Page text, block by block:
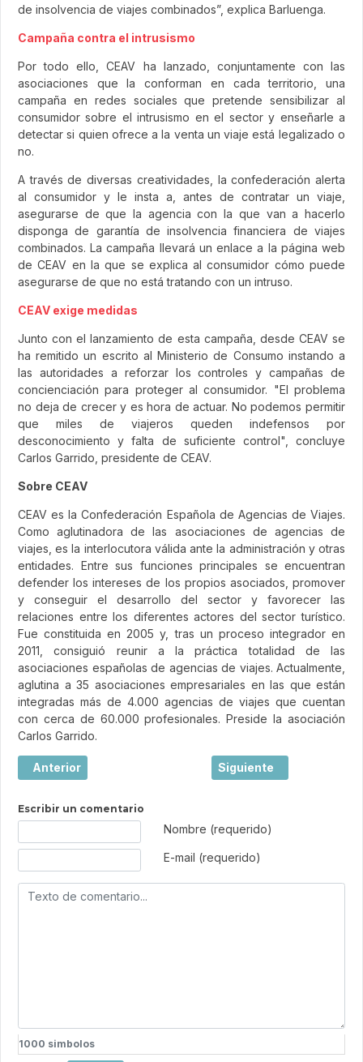
de insolvencia de viajes combinados”, explica Barluenga.
Campaña contra el intrusismo
Por todo ello, CEAV ha lanzado, conjuntamente con las
asociaciones que la conforman en cada territorio, una
campaña en redes sociales que pretende sensibilizar al
consumidor sobre el intrusismo en el sector y enseñarle a
detectar si quien ofrece a la venta un viaje está legalizado o
no.
A través de diversas creatividades, la confederación alerta
al consumidor y le insta a, antes de contratar un viaje,
asegurarse de que la agencia con la que van a hacerlo
disponga de garantía de insolvencia financiera de viajes
combinados. La campaña llevará un enlace a la página web
de CEAV en la que se explica al consumidor cómo puede
asegurarse de que no está tratando con un intruso.
CEAV exige medidas
Junto con el lanzamiento de esta campaña, desde CEAV se
ha remitido un escrito al Ministerio de Consumo instando a
las autoridades a reforzar los controles y campañas de
concienciación para proteger al consumidor. "El problema
no deja de crecer y es hora de actuar. No podemos permitir
que miles de viajeros queden indefensos por
desconocimiento y falta de suficiente control", concluye
Carlos Garrido, presidente de CEAV.
Sobre CEAV
CEAV es la Confederación Española de Agencias de Viajes.
Como aglutinadora de las asociaciones de agencias de
viajes, es la interlocutora válida ante la administración y otras
entidades. Entre sus funciones principales se encuentran
defender los intereses de los propios asociados, promover
y conseguir el desarrollo del sector y favorecer las
relaciones entre los diferentes actores del sector turístico.
Fue constituida en 2005 y, tras un proceso integrador en
2011, consiguió reunir a la práctica totalidad de las
asociaciones españolas de agencias de viajes. Actualmente,
aglutina a 35 asociaciones empresariales en las que están
integradas más de 4.000 agencias de viajes que cuentan
con cerca de 60.000 profesionales. Preside la asociación
Carlos Garrido.
Artículo anterior: Medidas urgentes contra el intrusismo
Anterior Artículo siguiente: El
Siguiente
Escribir un comentario
Nombre (requerido)
E-mail (requerido)
1000 simbolos